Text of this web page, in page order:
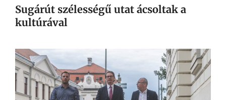
Sugárút szélességű utat ácsoltak a
kultúrával